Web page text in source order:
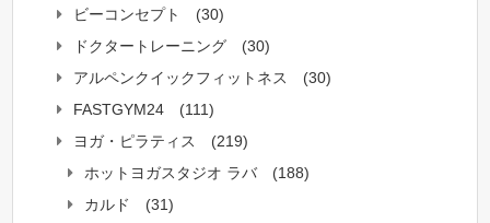
ビーコンセプト
(30)
ドクタートレーニング
(30)
アルペンクイックフィットネス
(30)
FASTGYM24
(111)
ヨガ・ピラティス
(219)
ホットヨガスタジオ ラバ
(188)
カルド
(31)